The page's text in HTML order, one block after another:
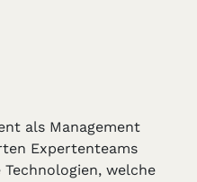
als Management
Expertenteams
welche